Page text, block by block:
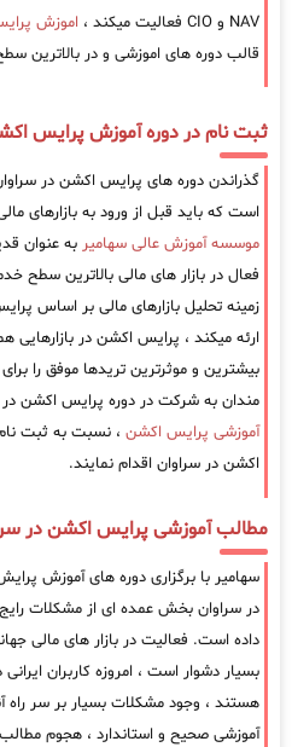
NAV و CIO فعالیت میکند ،
اموزش
قالب دوره های اموزشی و در بالاترین
ثبت نام در دوره آموزش پرایس
گذراندن دوره های پرایس اکشن در
است که باید قبل از ورود به بازارهای
موسسه آموزش عالی سهامیر به عنوان
فعال در بازار های مالی بالاترین سطح
زمینه تحلیل بازارهای مالی بر اساس
ارئه میکند ، پرایس اکشن در بازارهایی
بیشترین و موثرترین تریدها موفق را برای
مندان به شرکت در دوره پرایس اکشن در
آموزشی پرایس اکشن ، نسبت به ثبت
اکشن در سراوان اقدام نمایند.
مطالب آموزشی پرایس اکشن در
سهامیر با برگزاری دوره های آموزش
در سراوان بخش عمده ای از مشکلات
داده است. فعالیت در بازار های مالی
بسیار دشوار است ، امروزه کاربران
هستند ، وجود مشکلات بسیار بر سر راه
آموزشی صحیح و استاندارد ، هجوم